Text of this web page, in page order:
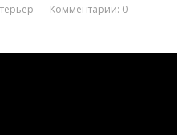
Комментарии: 0